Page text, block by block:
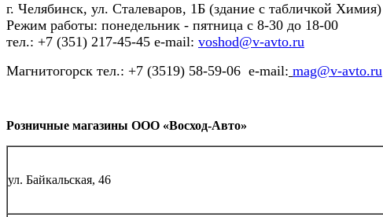
г. Челябинск, ул. Сталеваров, 1Б (здание с табличкой Химия)
Режим работы: понедельник - пятница с 8-30 до 18-00
тел.: +7 (351) 217-45-45 e-mail: voshod@v-avto.ru
Магнитогорск тел.: +7 (3519) 58-59-06 e-mail: mag@v-avto.ru
Розничные магазины ООО «Восход-Авто»
ул. Байкальская, 46